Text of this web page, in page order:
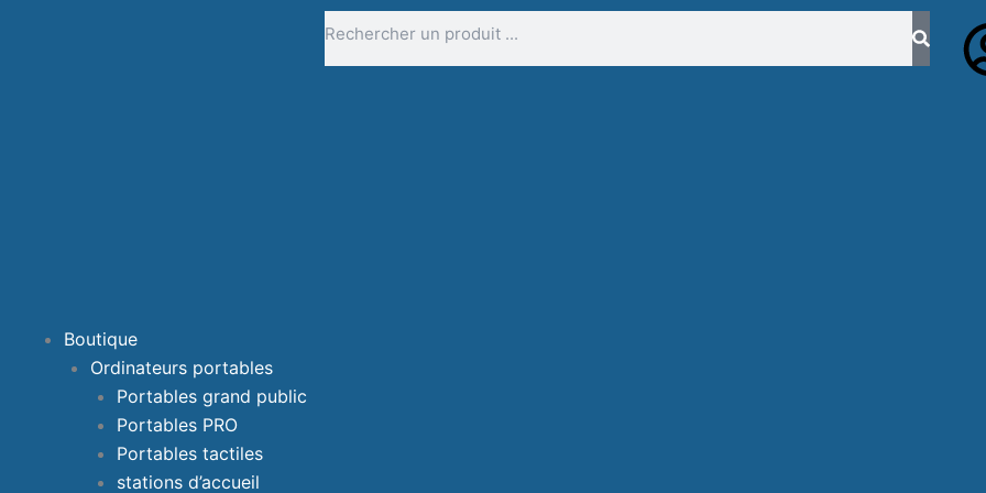
Boutique
Ordinateurs portables
Portables grand public
Portables PRO
Portables tactiles
stations d’accueil